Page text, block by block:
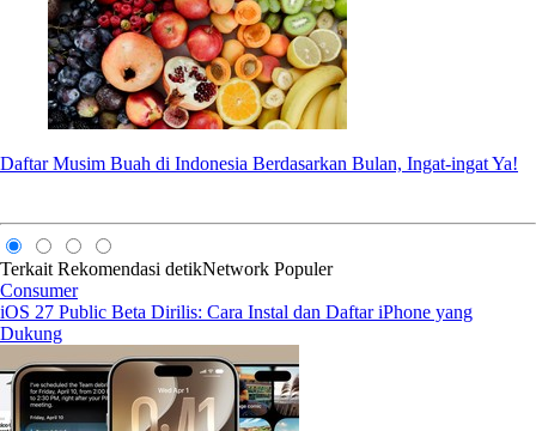
Daftar Musim Buah di Indonesia Berdasarkan Bulan, Ingat-ingat Ya!
Terkait Rekomendasi detikNetwork Populer
Consumer
iOS 27 Public Beta Dirilis: Cara Instal dan Daftar iPhone yang
Dukung